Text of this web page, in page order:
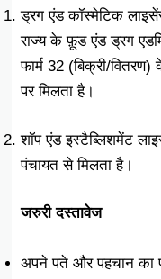
ड्रग एंड कॉस्मेटिक
राज्य के फ़ूड एंड ड्रग
फार्म 32 (बिक्री/
पर मिलता है।
शॉप एंड इस्टैब्लिशमेंट
पंचायत से मिलता है।
जरुरी दस्तावेज
अपने पते और पहचान का